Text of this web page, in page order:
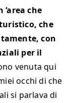
che
che
con
per il
venuta qui
occhi di che
si parlava di